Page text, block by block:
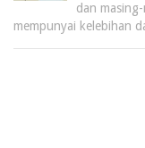
dan
mempunyai kelebihan